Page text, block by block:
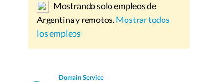
Mostrando solo empleos de
Argentina y remotos.Mostrar todos
los empleos
Domain Service